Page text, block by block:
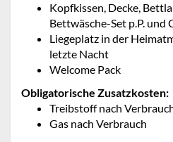
Kopfkissen, Decke,
Bettwäsche-Set p.P. und
Liegeplatz in der
letzte Nacht
Welcome Pack
Obligatorische Zusatzkosten:
Treibstoff nach
Gas nach Verbrauch